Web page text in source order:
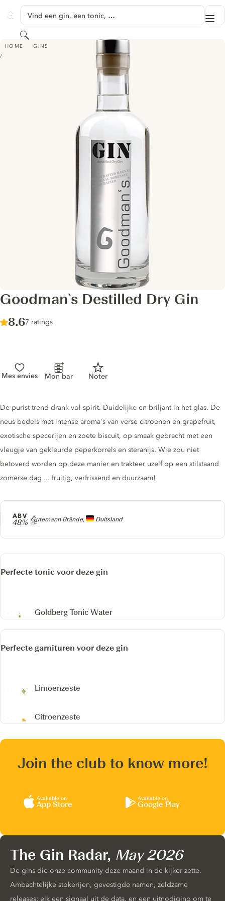
GINVENTORY
Vind een gin, een tonic, …
Zoeken
HOME GINS
GOODMAN`S DESTILLED DRY GIN
Goodman`s Destilled Dry Gin
Score :
8.6/ 10
7 ratings
Mes envies Mon bar Noter
Producer
Gutemann Brände, Duitsland
ABV
48%
Gin description
De purist trend drank vol spirit. Duidelijke en briljant in het glas. De
neus bedels met intense aroma's van verse citroenen en grapefruit,
exotische specerijen en zoete biscuit, op smaak gebracht met een
vleugje van gekleurde peperkorrels en steranijs. Wie zou niet
betoverd worden op deze manier en trakteer uzelf op een stilstaand
zomerse dag ... fruitig, verfrissend en duurzaam!
Perfecte tonic voor deze gin
Goldberg Tonic Water
Perfecte garnituren voor deze gin
Limoenzeste
Citroenzeste
Join the club to know more!
Available on
App Store
Available on
Google Play
The Gin Radar, May 2026
De gins die onze community deze maand in de kijker zette.
Ambachtelijke stokerijen, gevestigde namen, zeldzame
releases: elk een signaal uit de data, en een uitnodiging om te